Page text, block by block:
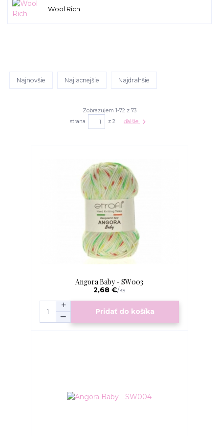
Wool Rich
Najnovšie Najlacnejšie Najdrahšie
Zobrazujem 1-72 z 73
strana
z 2 ďalšie
Angora Baby - SW003
2,68 €/ks
Pridať do košíka